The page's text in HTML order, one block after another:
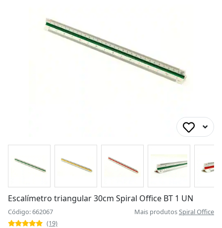
Escalímetro triangular 30cm Spiral Office BT 1 UN
Código: 662067 Mais produtosSpiral Office
(19)